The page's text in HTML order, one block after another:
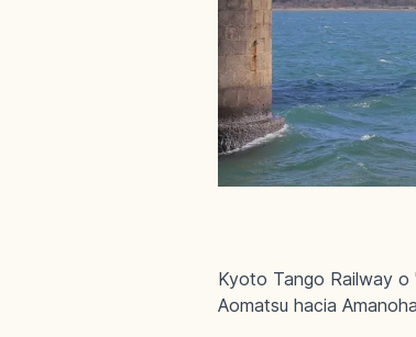
Kyoto Tango Railway
Aomatsu hacia